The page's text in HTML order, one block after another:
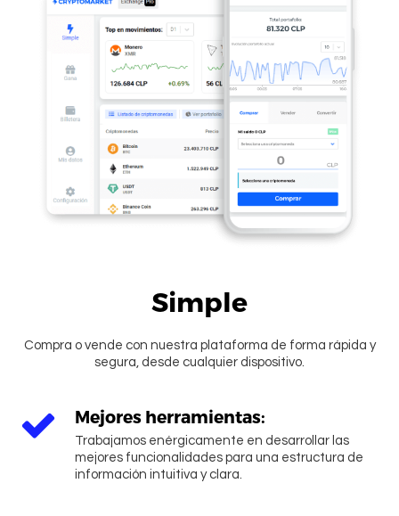
Simple
Compra o vende con nuestra plataforma de forma rápida y
segura, desde cualquier dispositivo.
Mejores herramientas:
Trabajamos enérgicamente en desarrollar las
mejores funcionalidades para una estructura de
información intuitiva y clara.